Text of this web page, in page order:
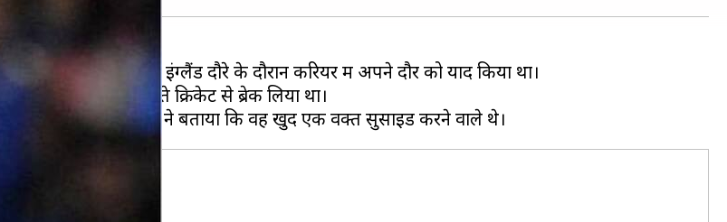
में बात करते हुए 2014 इंग्लैंड दौरे के दौरान करियर में अपने दौर को याद किया था।
फिट न होने के चलते क्रिकेट से ब्रेक लिया था।